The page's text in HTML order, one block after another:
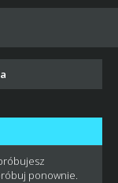
ponownie.